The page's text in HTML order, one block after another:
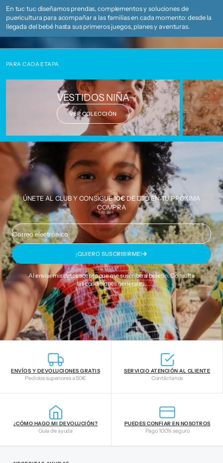
En tuc tuc diseñamos prendas, complementos y soluciones de
puericultura para acompañar a las familias en cada momento: desde la
llegada del bebé hasta sus primeros juegos, planes y aventuras.
PARA CADA ETAPA
VESTIDOS NIÑA
VER COLECCIÓN
ÚNETE AL CLUB Y CONSIGUE10€DE DTO EN TU PRÓXIMA
COMPRA
Correo electrónico
¡QUIERO SUSCRIBIRME!
Al enviar mis datos acepto que me suscribo al boletín. Consulta
lascondiciones generales.
ENVÍOS Y DEVOLUCIONES GRATIS
Pedidos superiores a 50€
SERVICIO ATENCIÓN AL CLIENTE
Contáctanos
¿CÓMO HAGO MI DEVOLUCIÓN?
Guía de ayuda
PUEDES CONFIAR EN NOSOTROS
Pago 100% seguro